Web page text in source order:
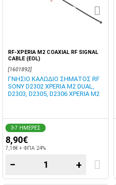
RF-XPERIA M2 COAXIAL RF SIGNAL
CABLE (EOL)
[1601892]
ΓΝΗΣΙΟ ΚΑΛΩΔΙΟ ΣΗΜΑΤΟΣ RF
SONY D2302 XPERIA M2 DUAL,
D2303, D2305, D2306 XPERIA M2
3-7 ΗΜΕΡΕΣ
8,90€
7,18€ + ΦΠΑ 24%
− +